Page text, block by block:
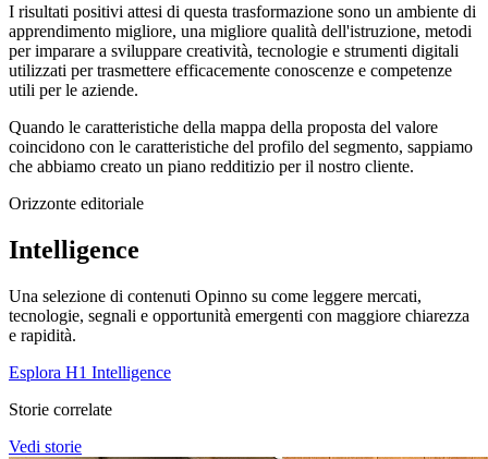
I risultati positivi attesi di questa trasformazione sono un ambiente di
apprendimento migliore, una migliore qualità dell'istruzione, metodi
per imparare a sviluppare creatività, tecnologie e strumenti digitali
utilizzati per trasmettere efficacemente conoscenze e competenze
utili per le aziende.
Quando le caratteristiche della mappa della proposta del valore
coincidono con le caratteristiche del profilo del segmento, sappiamo
che abbiamo creato un piano redditizio per il nostro cliente.
Orizzonte editoriale
Intelligence
Una selezione di contenuti Opinno su come leggere mercati,
tecnologie, segnali e opportunità emergenti con maggiore chiarezza
e rapidità.
Esplora H1 Intelligence
Storie correlate
Vedi storie